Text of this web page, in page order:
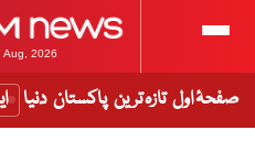
Aug, 2026
صفحۂ اول تازہ ترین پاکستان دنیا